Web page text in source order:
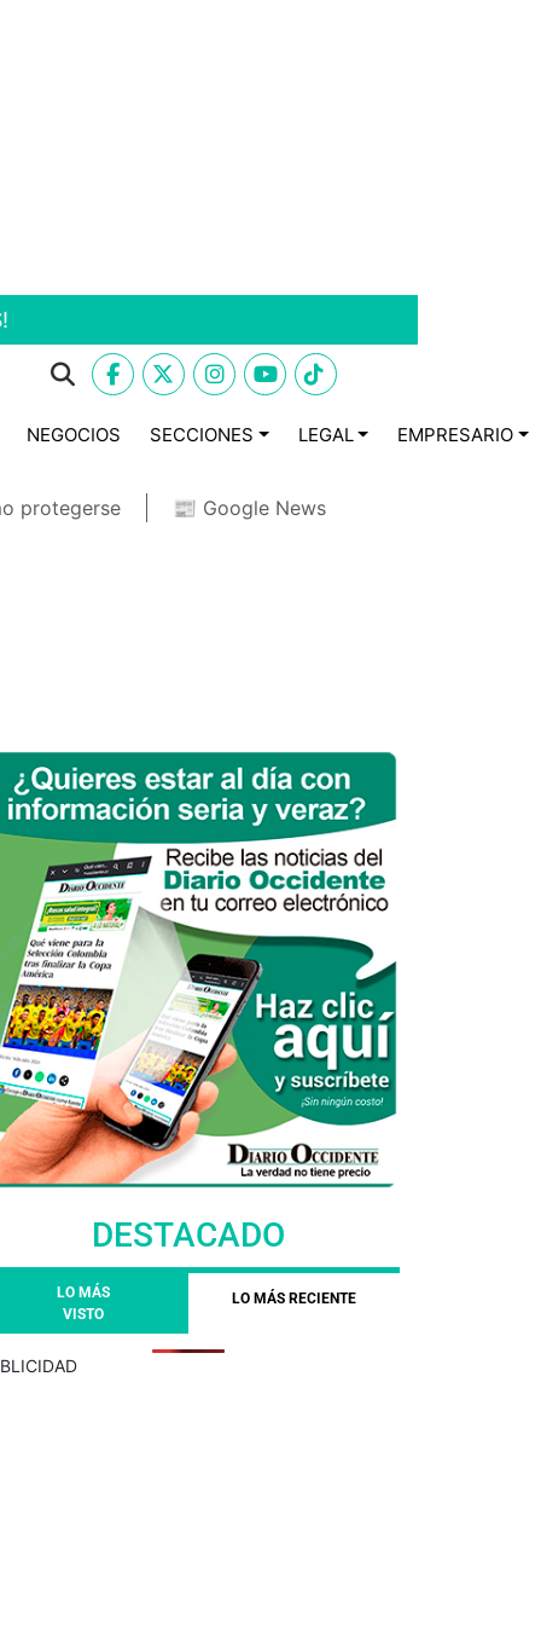
NEGOCIOS SECCIONES LEGAL EMPRESARIO
protegerse 📰 Google News
DESTACADO
LO MÁS
VISTO
LO MÁS RECIENTE